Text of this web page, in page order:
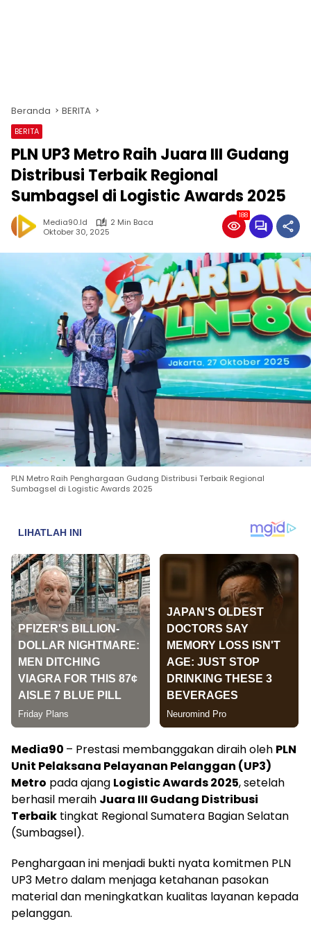
Beranda BERITA
BERITA
PLN UP3 Metro Raih Juara III Gudang
Distribusi Terbaik Regional
Sumbagsel di Logistic Awards 2025
Media90.id
2 Min Baca
Oktober 30, 2025
188
PLN Metro Raih Penghargaan Gudang Distribusi Terbaik Regional
Sumbagsel di Logistic Awards 2025
Media90 – Prestasi membanggakan diraih oleh PLN
Unit Pelaksana Pelayanan Pelanggan (UP3)
Metro pada ajang Logistic Awards 2025, setelah
berhasil meraih Juara III Gudang Distribusi
Terbaik tingkat Regional Sumatera Bagian Selatan
(Sumbagsel).
Penghargaan ini menjadi bukti nyata komitmen PLN
UP3 Metro dalam menjaga ketahanan pasokan
material dan meningkatkan kualitas layanan kepada
pelanggan.